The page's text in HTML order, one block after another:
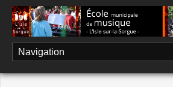
Skip
content